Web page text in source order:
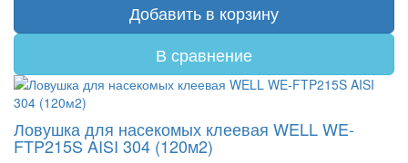
Добавить в корзину
В сравнение
Ловушка для насекомых клеевая WELL WE-
FTP215S AISI 304 (120м2)